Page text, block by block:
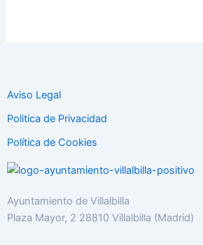
Aviso Legal
Politica de Privacidad
Política de Cookies
Ayuntamiento de Villalbilla
Plaza Mayor, 2 28810 Villalbilla (Madrid)